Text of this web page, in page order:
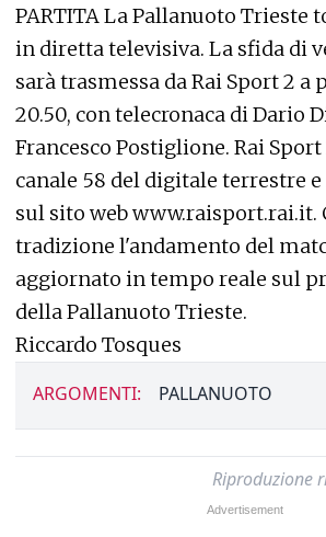
PARTITA La Pallanuoto Trieste
in diretta televisiva. La sfida di
sarà trasmessa da Rai Sport 2 a
20.50, con telecronaca di Dario
Francesco Postiglione. Rai
canale 58 del digitale terrestre
sul sito web www.raisport.rai.it.
tradizione l'andamento del
aggiornato in tempo reale sul
della Pallanuoto Trieste.
Riccardo Tosques
ARGOMENTI: PALLANUOTO
Riproduzione